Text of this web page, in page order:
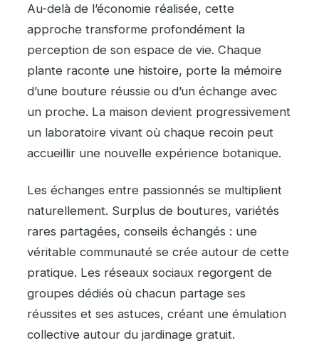
Au-delà de l’économie réalisée, cette
approche transforme profondément la
perception de son espace de vie. Chaque
plante raconte une histoire, porte la mémoire
d’une bouture réussie ou d’un échange avec
un proche. La maison devient progressivement
un laboratoire vivant où chaque recoin peut
accueillir une nouvelle expérience botanique.
Les échanges entre passionnés se multiplient
naturellement. Surplus de boutures, variétés
rares partagées, conseils échangés : une
véritable communauté se crée autour de cette
pratique. Les réseaux sociaux regorgent de
groupes dédiés où chacun partage ses
réussites et ses astuces, créant une émulation
collective autour du jardinage gratuit.